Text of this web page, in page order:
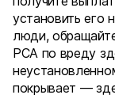
установить его
люди,
РСА по вреду
покрывает —